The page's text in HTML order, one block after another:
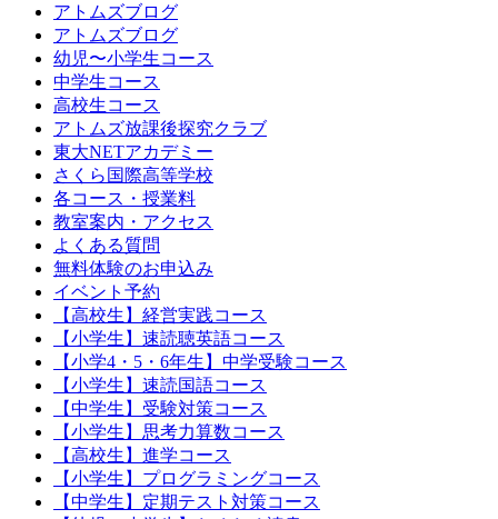
アトムズブログ
アトムズブログ
幼児〜小学生コース
中学生コース
高校生コース
アトムズ放課後探究クラブ
東大NETアカデミー
さくら国際高等学校
各コース・授業料
教室案内・アクセス
よくある質問
無料体験のお申込み
イベント予約
【高校生】経営実践コース
【小学生】速読聴英語コース
【小学4・5・6年生】中学受験コース
【小学生】速読国語コース
【中学生】受験対策コース
【小学生】思考力算数コース
【高校生】進学コース
【小学生】プログラミングコース
【中学生】定期テスト対策コース